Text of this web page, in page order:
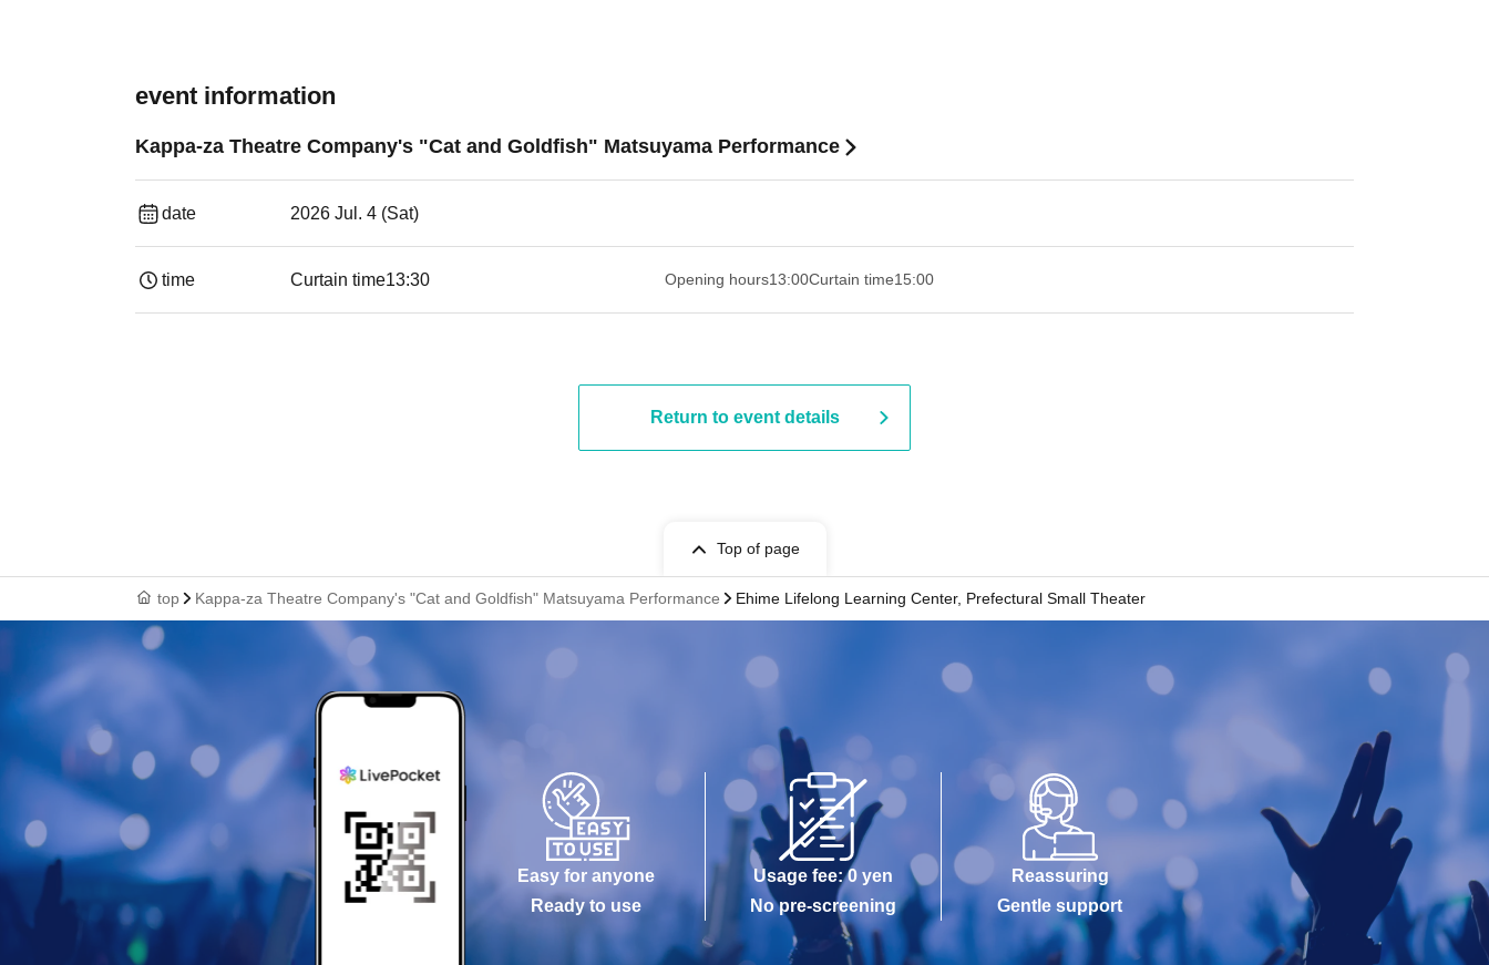
event information
Kappa-za Theatre Company's "Cat and Goldfish" Matsuyama Performance
date 2026 Jul. 4 (Sat)
time Curtain time13:30​ ​ ​ ​​ ​​ ​​ ​​ ​​ ​​ ​​ ​​ ​​ ​​ ​​ ​​ ​​ ​​ ​​ ​​ ​​ ​​ ​​ ​​ ​​ ​​ ​​ ​​ ​​ ​​ ​​ ​​ ​​ ​​ ​​ ​​ ​​ ​​ ​​ ​​ ​​ ​​ ​​ ​​ ​​ ​​ ​​ ​​ ​​ ​​ ​​ ​​ ​​ ​​ ​​ ​ Opening hours13:00Curtain time15:00
Return to event details
Top of page
top Kappa-za Theatre Company's "Cat and Goldfish" Matsuyama Performance Ehime Lifelong Learning Center, Prefectural Small Theater
Easy for anyone
Ready to use
Usage fee: 0 yen
No pre-screening
Reassuring
Gentle support